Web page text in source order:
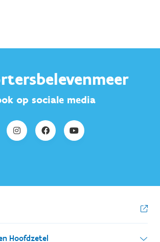
op sociale media
Hoofdzetel